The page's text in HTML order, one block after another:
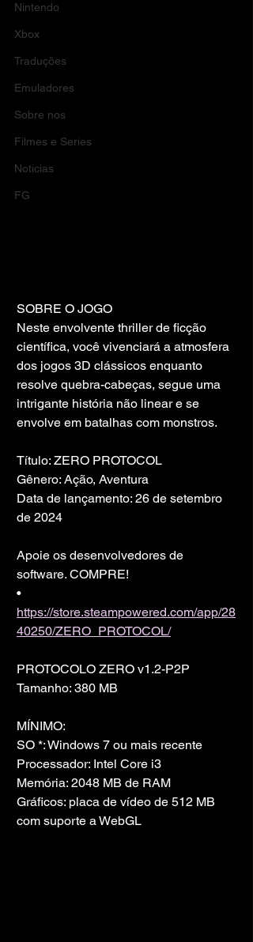
Nintendo
Xbox
Traduções
Emuladores
Sobre nos
Filmes e Series
Noticias
FG
SOBRE O JOGO
Neste envolvente thriller de ficção
científica, você vivenciará a atmosfera
dos jogos 3D clássicos enquanto
resolve quebra-cabeças, segue uma
intrigante história não linear e se
envolve em batalhas com monstros.
Título: ZERO PROTOCOL
Gênero: Ação, Aventura
Data de lançamento: 26 de setembro
de 2024
Apoie os desenvolvedores de
software. COMPRE!
•
https://store.steampowered.com/app/28
40250/ZERO_PROTOCOL/
PROTOCOLO ZERO v1.2-P2P
Tamanho: 380 MB
MÍNIMO:
SO *: Windows 7 ou mais recente
Processador: Intel Core i3
Memória: 2048 MB de RAM
Gráficos: placa de vídeo de 512 MB
com suporte a WebGL